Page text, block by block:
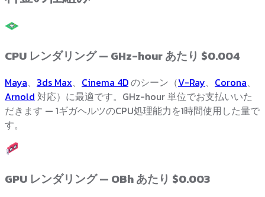
CPU レンダリング — GHz-hour あたり $0.004
Maya、 3ds Max、 Cinema 4Dのシーン（V-Ray、 Corona、
Arnold 対応）に最適です。GHz-hour 単位でお支払いいた
だきます — 1ギガヘルツのCPU処理能力を1時間使用した量で
す。
GPU レンダリング — OBh あたり $0.003